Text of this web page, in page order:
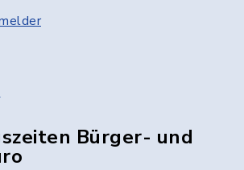
Bürger- und